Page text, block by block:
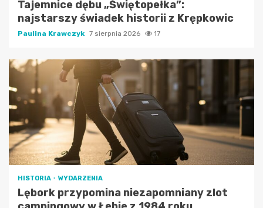
Tajemnice dębu „Świętopełka”:
najstarszy świadek historii z Krępkowic
Paulina Krawczyk 7 sierpnia 2026 17
HISTORIA WYDARZENIA
Lębork przypomina niezapomniany zlot